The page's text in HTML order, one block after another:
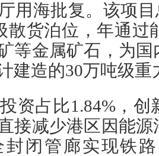
用海批复。该项
散货泊位，年通过
等金属矿石，为
建造的30万吨级
资占比1.84%，
接减少港区因能
封闭管廊实现铁